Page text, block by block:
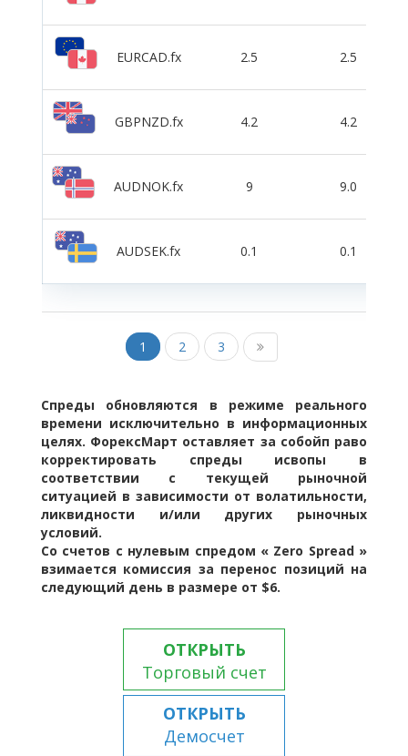
EURCAD.fx 2.5 2.5
GBPNZD.fx 4.2 4.2
AUDNOK.fx 9 9.0
AUDSEK.fx 0.1 0.1
1 2 3
Спреды обновляются в режиме реального
времени исключительно в информационных
целях. ФорексМарт оставляет за собойп раво
корректировать спреды исвопы в
соответствии с текущей рыночной
ситуацией в зависимости от волатильности,
ликвидности и/или других рыночных
условий.
Со счетов с нулевым спредом « Zero Spread »
взимается комиссия за перенос позиций на
следующий день в размере от $6.
ОТКРЫТЬ
Торговый счет
ОТКРЫТЬ
Демосчет